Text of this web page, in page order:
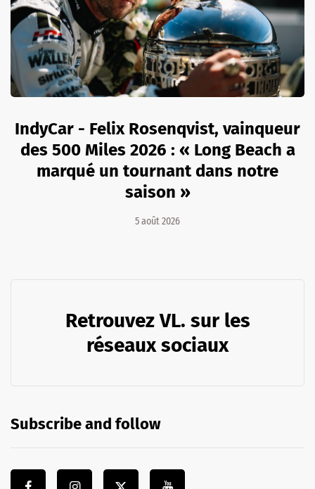
IndyCar - Felix Rosenqvist, vainqueur
des 500 Miles 2026 : « Long Beach a
marqué un tournant dans notre
saison »
5 août 2026
Retrouvez VL. sur les
réseaux sociaux
Subscribe and follow